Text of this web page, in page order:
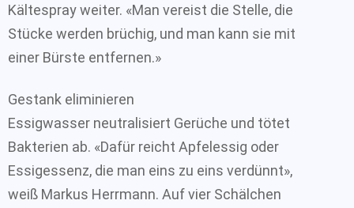
Kältespray weiter. «Man vereist die Stelle, die
Stücke werden brüchig, und man kann sie mit
einer Bürste entfernen.»
Gestank eliminieren
Essigwasser neutralisiert Gerüche und tötet
Bakterien ab. «Dafür reicht Apfelessig oder
Essigessenz, die man eins zu eins verdünnt»,
weiß Markus Herrmann. Auf vier Schälchen